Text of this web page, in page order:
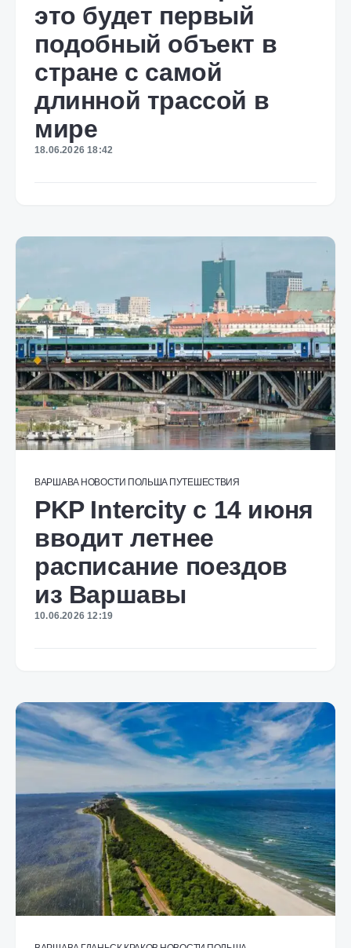
это будет первый
подобный объект в
стране с самой
длинной трассой в
мире
18.06.2026 18:42
ВАРШАВА НОВОСТИ ПОЛЬША ПУТЕШЕСТВИЯ
PKP Intercity с 14 июня
вводит летнее
расписание поездов
из Варшавы
10.06.2026 12:19